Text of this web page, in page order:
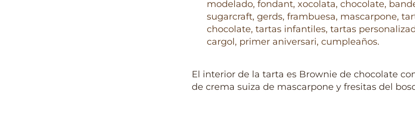
El interior de la tarta es Brownie de chocolate
de crema suiza de mascarpone y fresitas del